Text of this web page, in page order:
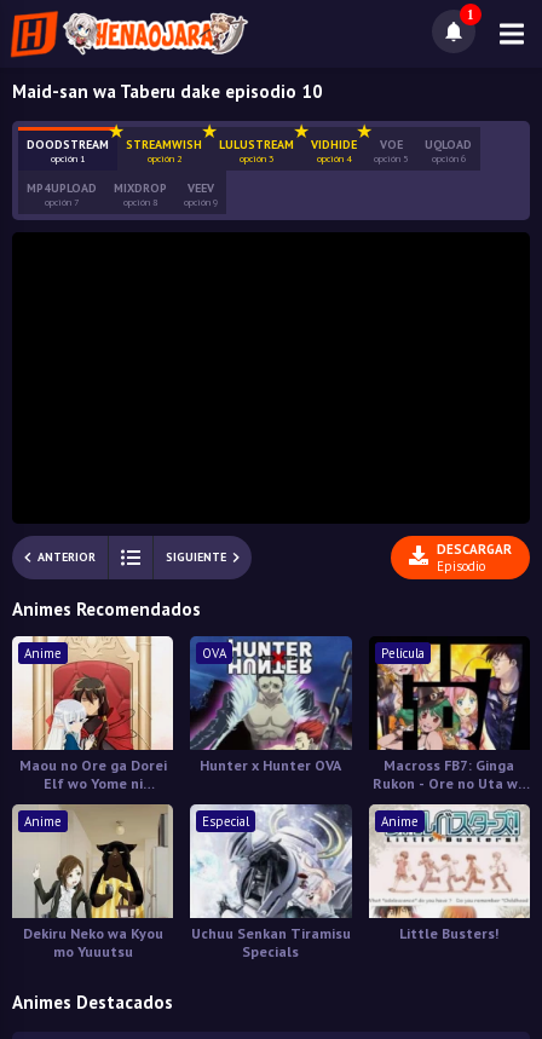
1
Maid-san wa Taberu dake episodio 10
DOODSTREAM
opción 1
STREAMWISH
opción 2
LULUSTREAM
opción 3
VIDHIDE
opción 4
VOE
opción 5
UQLOAD
opción 6
MP4UPLOAD
opción 7
MIXDROP
opción 8
VEEV
opción 9
ANTERIOR SIGUIENTE
DESCARGAR
Episodio
Animes Recomendados
Anime
Maou no Ore ga Dorei
Elf wo Yome ni
Shitanda ga, Dou
Medereba Ii?
OVA
Hunter x Hunter OVA
Película
Macross FB7: Ginga
Rukon - Ore no Uta wo
Kike!
Anime
Dekiru Neko wa Kyou
mo Yuuutsu
Especial
Uchuu Senkan Tiramisu
Specials
Anime
Little Busters!
Animes Destacados